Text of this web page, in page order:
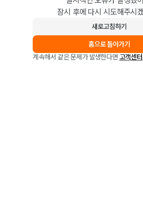
잠시 후에 다시 시도해주시
새로고침하기
홈으로 돌아가기
계속해서 같은 문제가 발생한다면 고객센터